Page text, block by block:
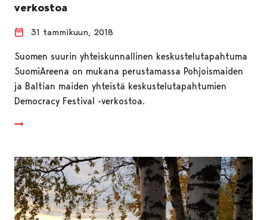
verkostoa
31 tammikuun, 2018
Suomen suurin yhteiskunnallinen keskustelutapahtuma
SuomiAreena on mukana perustamassa Pohjoismaiden
ja Baltian maiden yhteistä keskustelutapahtumien
Democracy Festival -verkostoa.